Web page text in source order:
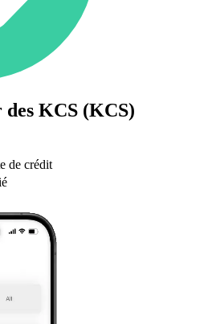
des KCS (KCS)
de crédit